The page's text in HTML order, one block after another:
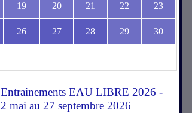
19 20 21 22 23
26 27 28 29 30
Entrainements EAU LIBRE 2026 -
2 mai au 27 septembre 2026